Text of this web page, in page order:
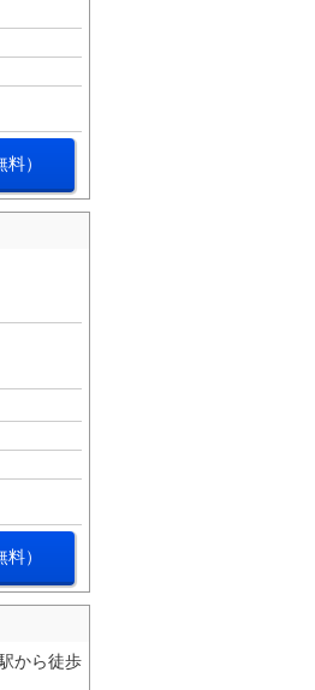
）
）
から徒歩